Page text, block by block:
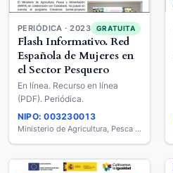
PERIÓDICA · 2023 GRATUITA
Flash Informativo. Red
Española de Mujeres en
el Sector Pesquero
En línea. Recurso en línea
(PDF). Periódica.
NIPO: 003230013
Ministerio de Agricultura, Pesca y Alimentación